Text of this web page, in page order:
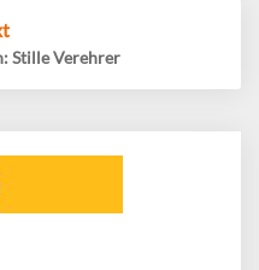
Stille Verehrer